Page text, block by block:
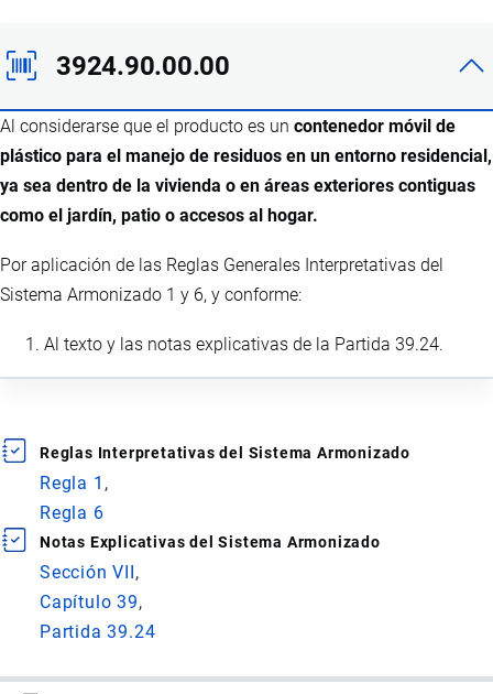
3924.90.00.00
Al considerarse que el producto es un contenedor móvil de
plástico para el manejo de residuos en un entorno residencial,
ya sea dentro de la vivienda o en áreas exteriores contiguas
como el jardín, patio o accesos al hogar.
Por aplicación de las Reglas Generales Interpretativas del
Sistema Armonizado 1 y 6, y conforme:
Al texto y las notas explicativas de la Partida 39.24.
Reglas Interpretativas del Sistema Armonizado
Regla 1
Regla 6
Notas Explicativas del Sistema Armonizado
Sección VII
Capítulo 39
Partida 39.24